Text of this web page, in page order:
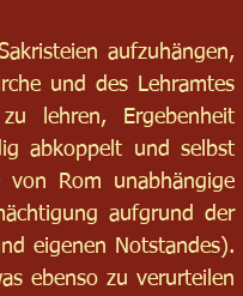
aufzuhängen,
und des Lehramtes
lehren, Ergebenheit
abkoppelt und selbst
von Rom unabhängige
aufgrund der
eigenen Notstandes).
ebenso zu verurteilen